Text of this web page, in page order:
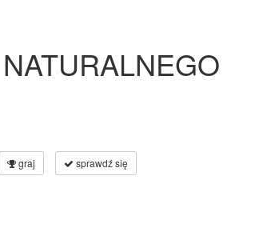
graj sprawdź się